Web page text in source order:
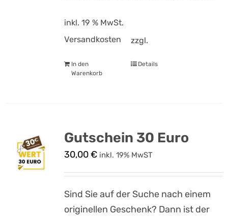
inkl. 19 % MwSt.
zzgl.
Versandkosten
In den
Warenkorb
Details
Gutschein 30 Euro
30,00€ inkl. 19% MwST
Sind Sie auf der Suche nach einem
originellen Geschenk? Dann ist der